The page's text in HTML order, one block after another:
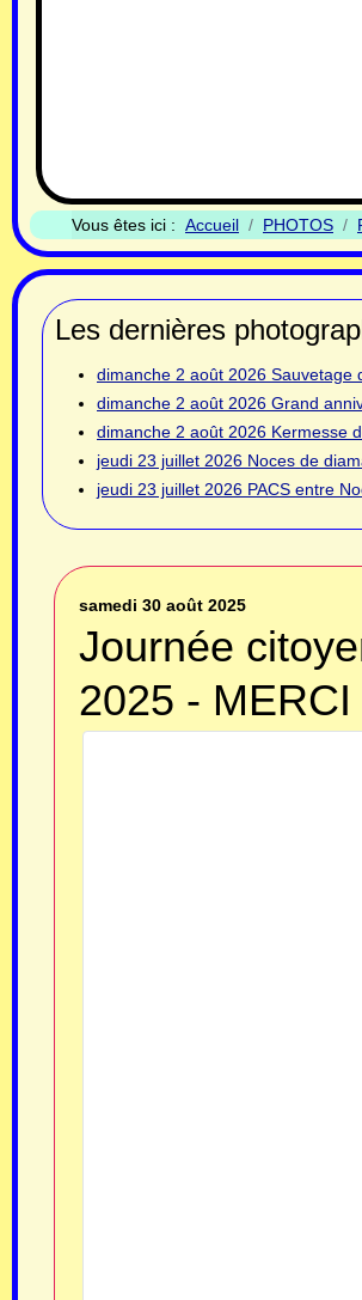
Vous êtes ici : Accueil PHOTOS
Les dernières
dimanche 2 août 2026 Sauvetage
dimanche 2 août 2026 Grand
dimanche 2 août 2026 Kermesse
jeudi 23 juillet 2026 Noces de
jeudi 23 juillet 2026 PACS entre
samedi 30 août 2025
Journée
2025 - MERCI